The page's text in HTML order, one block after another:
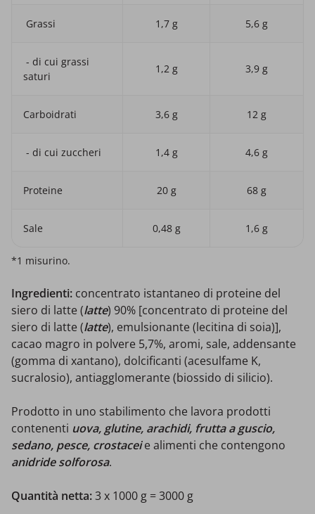
Grassi 1,7 g 5,6 g
- di cui grassi
saturi
1,2 g 3,9 g
Carboidrati 3,6 g 12 g
- di cui zuccheri 1,4 g 4,6 g
Proteine 20 g 68 g
Sale 0,48 g 1,6 g
*1 misurino.
Ingredienti: concentrato istantaneo di proteine del
siero di latte (latte) 90% [concentrato di proteine del
siero di latte (latte), emulsionante (lecitina di soia)],
cacao magro in polvere 5,7%, aromi, sale, addensante
(gomma di xantano), dolcificanti (acesulfame K,
sucralosio), antiagglomerante (biossido di silicio).
Prodotto in uno stabilimento che lavora prodotti
contenenti uova, glutine, arachidi, frutta a guscio,
sedano, pesce, crostaceie alimenti che contengono
anidride solforosa.
Quantità netta:3 x 1000 g = 3000 g